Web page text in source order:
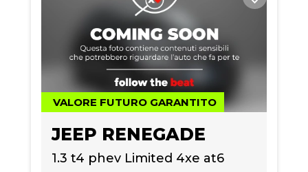
VALORE FUTURO GARANTITO
JEEP RENEGADE
1.3 t4 phev Limited 4xe at6